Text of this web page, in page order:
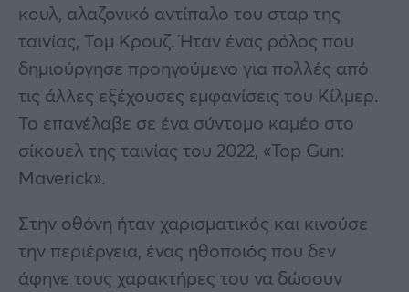
κουλ, αλαζονικό αντίπαλο του σταρ της
ταινίας, Τομ Κρουζ. Ήταν ένας ρόλος που
δημιούργησε προηγούμενο για πολλές από
τις άλλες εξέχουσες εμφανίσεις του Κίλμερ.
Το επανέλαβε σε ένα σύντομο καμέο στο
σίκουελ της ταινίας του 2022, «Top Gun:
Maverick».
Στην οθόνη ήταν χαρισματικός και κινούσε
την περιέργεια, ένας ηθοποιός που δεν
άφηνε τους χαρακτήρες του να δώσουν